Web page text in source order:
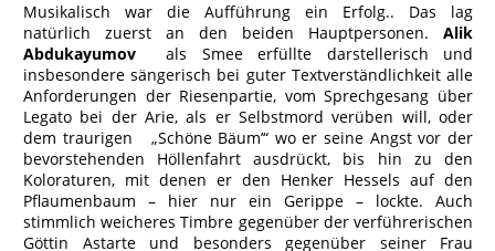
Musikalisch war die Aufführung ein Erfolg.. Das lag
natürlich zuerst an den beiden Hauptpersonen. Alik
Abdukayumov als Smee erfüllte darstellerisch und
insbesondere sängerisch bei guter Textverständlichkeit alle
Anforderungen der Riesenpartie, vom Sprechgesang über
Legato bei der Arie, als er Selbstmord verüben will, oder
dem traurigen „Schöne Bäum’“ wo er seine Angst vor der
bevorstehenden Höllenfahrt ausdrückt, bis hin zu den
Koloraturen, mit denen er den Henker Hessels auf den
Pflaumenbaum – hier nur ein Gerippe – lockte. Auch
stimmlich weicheres Timbre gegenüber der verführerischen
Göttin Astarte und besonders gegenüber seiner Frau